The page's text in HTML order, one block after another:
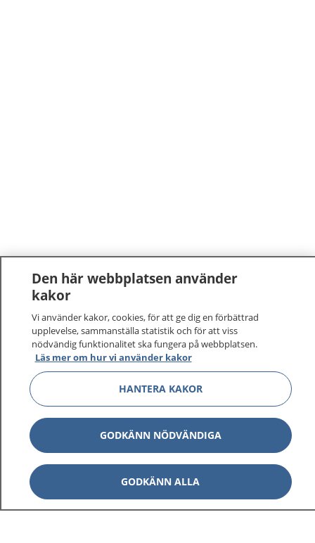
1177–tryggt om din hälsa och vård
På 1177.se får du råd om hälsa och information om
sjukdomar och vilka mottagningar du kan kontakta.
Logga in för att läsa din journal och göra dina
vårdärenden. Ring telefonnummer 1177 för
sjukvårdsrådgivning dygnet runt.
1177 ger dig råd när du vill må bättre.
Den här webbplatsen använder
kakor
Vi använder kakor, cookies, för att ge dig en förbättrad
upplevelse, sammanställa statistik och för att viss
nödvändig funktionalitet ska fungera på webbplatsen.
Läs mer om hur vi använder kakor
HANTERA KAKOR
GODKÄNN NÖDVÄNDIGA
GODKÄNN ALLA